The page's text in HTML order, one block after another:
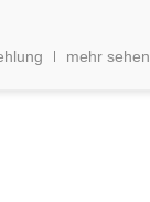
mehr sehen